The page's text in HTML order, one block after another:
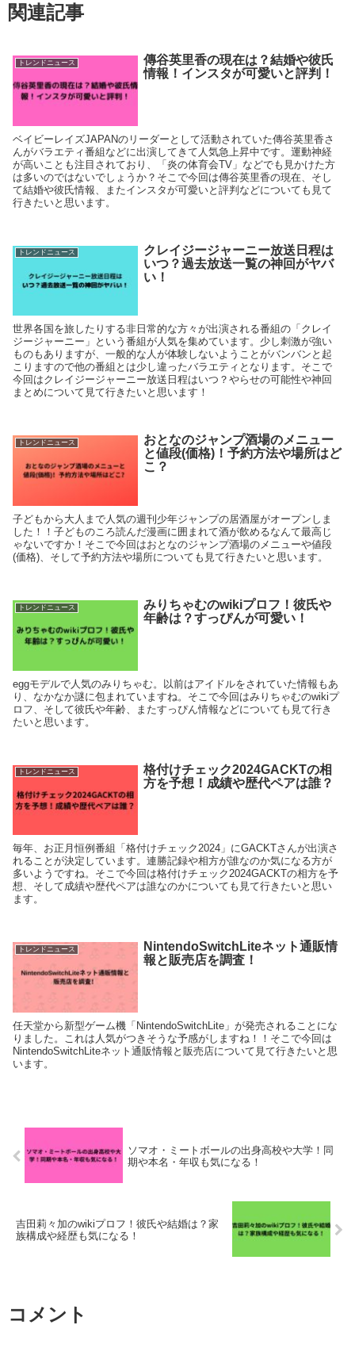
関連記事
トレンドニュース
傳谷英里香の現在は？結婚や彼氏
情報！インスタが可愛いと評判！
ベイビーレイズJAPANのリーダーとして活動されていた傳谷英里香さ
んがバラエティ番組などに出演してきて人気急上昇中です。運動神経
が高いことも注目されており、「炎の体育会TV」などでも見かけた方
は多いのではないでしょうか？そこで今回は傳谷英里香の現在、そし
て結婚や彼氏情報、またインスタが可愛いと評判などについても見て
行きたいと思います。
トレンドニュース
クレイジージャーニー放送日程は
いつ？過去放送一覧の神回がヤバ
い！
世界各国を旅したりする非日常的な方々が出演される番組の「クレイ
ジージャーニー」という番組が人気を集めています。少し刺激が強い
ものもありますが、一般的な人が体験しないようことがバンバンと起
こりますので他の番組とは少し違ったバラエティとなります。そこで
今回はクレイジージャーニー放送日程はいつ？やらせの可能性や神回
まとめについて見て行きたいと思います！
トレンドニュース
おとなのジャンプ酒場のメニュー
と値段(価格)！予約方法や場所はど
こ？
子どもから大人まで人気の週刊少年ジャンプの居酒屋がオープンしま
した！！子どものころ読んだ漫画に囲まれて酒が飲めるなんて最高じ
ゃないですか！そこで今回はおとなのジャンプ酒場のメニューや値段
(価格)、そして予約方法や場所についても見て行きたいと思います。
トレンドニュース
みりちゃむのwikiプロフ！彼氏や
年齢は？すっぴんが可愛い！
eggモデルで人気のみりちゃむ。以前はアイドルをされていた情報もあ
り、なかなか謎に包まれていますね。そこで今回はみりちゃむのwikiプ
ロフ、そして彼氏や年齢、またすっぴん情報などについても見て行き
たいと思います。
トレンドニュース
格付けチェック2024GACKTの相
方を予想！成績や歴代ペアは誰？
毎年、お正月恒例番組「格付けチェック2024」にGACKTさんが出演さ
れることが決定しています。連勝記録や相方が誰なのか気になる方が
多いようですね。そこで今回は格付けチェック2024GACKTの相方を予
想、そして成績や歴代ペアは誰なのかについても見て行きたいと思い
ます。
トレンドニュース
NintendoSwitchLiteネット通販情
報と販売店を調査！
任天堂から新型ゲーム機「NintendoSwitchLite」が発売されることにな
りました。これは人気がつきそうな予感がしますね！！そこで今回は
NintendoSwitchLiteネット通販情報と販売店について見て行きたいと思
います。
ソマオ・ミートボールの出身高校や大学！同
期や本名・年収も気になる！
吉田莉々加のwikiプロフ！彼氏や結婚は？家
族構成や経歴も気になる！
コメント